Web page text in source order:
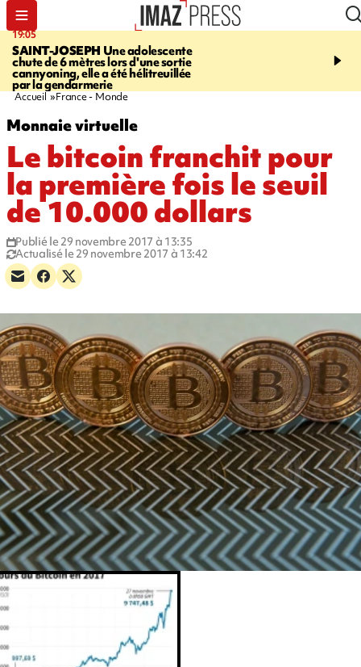
19:05
SAINT-JOSEPH Une adolescente
chute de 6 mètres lors d'une sortie
cannyoning, elle a été hélitreuillée
par la gendarmerie
20:44
rouée de coups,
Accueil France - Monde
Monnaie virtuelle
Le bitcoin franchit pour
la première fois le seuil
de 10.000 dollars
Publié le 29 novembre 2017 à 13:35
Actualisé le 29 novembre 2017 à 13:42